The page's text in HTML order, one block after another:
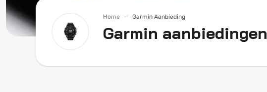
Home Garmin Aanbieding
Garmin aanbiedingen